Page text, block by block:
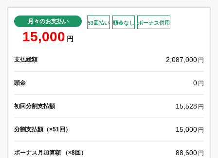
月々のお支払い
15,000 円
53回払い 頭金なし ボーナス併用
支払総額 2,087,000 円
頭金 0 円
初回分割支払額 15,528 円
分割支払額（×51回） 15,000 円
ボーナス月加算額 （×8回） 88,600 円